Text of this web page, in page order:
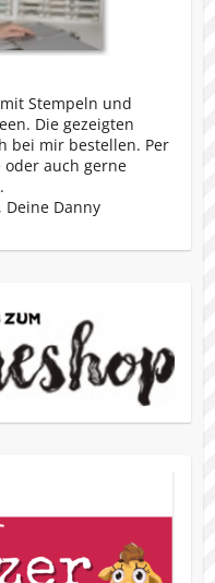
Stempeln und
Die gezeigten
bei mir bestellen. Per
oder auch gerne
Danny